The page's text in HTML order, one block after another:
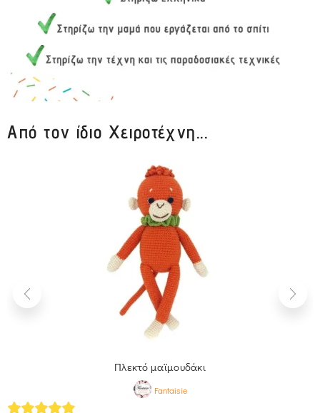
Από τον ίδιο Χειροτέχνη...
Πλεκτό μαϊμουδάκι
Fantaisie